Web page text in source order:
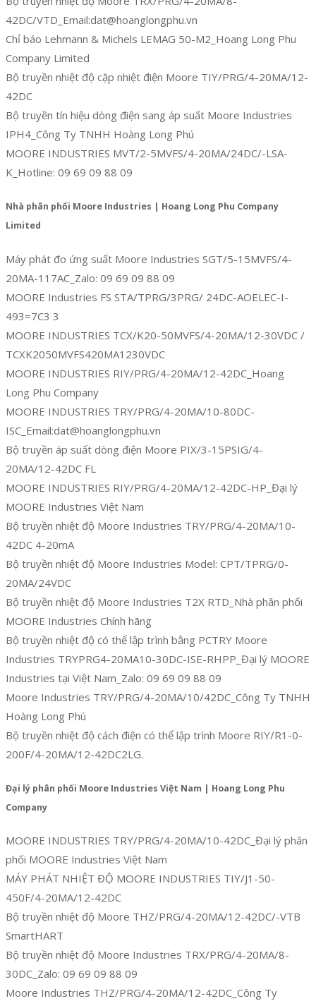
42DC/VTD_Email:dat@hoanglongphu.vn
Chỉ báo Lehmann & Michels LEMAG 50-M2_Hoang Long Phu
Company Limited
Bộ truyền nhiệt độ cặp nhiệt điện Moore TIY/PRG/4-20MA/12-
42DC
Bộ truyền tín hiệu dòng điện sang áp suất Moore Industries
IPH4_Công Ty TNHH Hoàng Long Phú
MOORE INDUSTRIES MVT/2-5MVFS/4-20MA/24DC/-LSA-
K_Hotline: 09 69 09 88 09
Nhà phân phối Moore Industries | Hoang Long Phu Company
Limited
Máy phát đo ứng suất Moore Industries SGT/5-15MVFS/4-
20MA-117AC_Zalo: 09 69 09 88 09
MOORE Industries FS STA/TPRG/3PRG/ 24DC-AOELEC-I-
493=7C3 3
MOORE INDUSTRIES TCX/K20-50MVFS/4-20MA/12-30VDC /
TCXK2050MVFS420MA1230VDC
MOORE INDUSTRIES RIY/PRG/4-20MA/12-42DC_Hoang
Long Phu Company
MOORE INDUSTRIES TRY/PRG/4-20MA/10-80DC-
ISC_Email:dat@hoanglongphu.vn
Bộ truyền áp suất dòng điện Moore PIX/3-15PSIG/4-
20MA/12-42DC FL
MOORE INDUSTRIES RIY/PRG/4-20MA/12-42DC-HP_Đại lý
MOORE Industries Việt Nam
Bộ truyền nhiệt độ Moore Industries TRY/PRG/4-20MA/10-
42DC 4-20mA
Bộ truyền nhiệt độ Moore Industries Model: CPT/TPRG/0-
20MA/24VDC
Bộ truyền nhiệt độ Moore Industries T2X RTD_Nhà phân phối
MOORE Industries Chính hãng
Bộ truyền nhiệt độ có thể lập trình bằng PCTRY Moore
Industries TRYPRG4-20MA10-30DC-ISE-RHPP_Đại lý MOORE
Industries tại Việt Nam_Zalo: 09 69 09 88 09
Moore Industries TRY/PRG/4-20MA/10/42DC_Công Ty TNHH
Hoàng Long Phú
Bộ truyền nhiệt độ cách điện có thể lập trình Moore RIY/R1-0-
200F/4-20MA/12-42DC2LG.
Đại lý phân phối Moore Industries Việt Nam | Hoang Long Phu
Company
MOORE INDUSTRIES TRY/PRG/4-20MA/10-42DC_Đại lý phân
phối MOORE Industries Việt Nam
MÁY PHÁT NHIỆT ĐỘ MOORE INDUSTRIES TIY/J1-50-
450F/4-20MA/12-42DC
Bộ truyền nhiệt độ Moore THZ/PRG/4-20MA/12-42DC/-VTB
SmartHART
Bộ truyền nhiệt độ Moore Industries TRX/PRG/4-20MA/8-
30DC_Zalo: 09 69 09 88 09
Moore Industries THZ/PRG/4-20MA/12-42DC_Công Ty